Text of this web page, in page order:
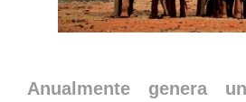
Anualmente genera